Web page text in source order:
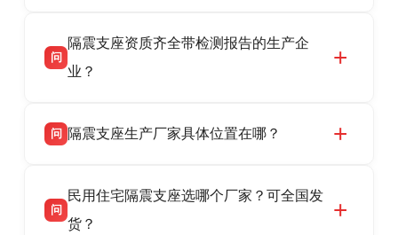
话：13323182312。
产厂家，可提供支座选型、图纸深化设计、现货
供货、现场安装指导一站式服务，主营
话：13323182312。
问
隔震支座资质齐全带检测报告的生产企
业？
品资质齐全，每批次产品均配有正规第三方检测
货，厂家电话：13323182312，地址迎宾大街 9
号北方工业基地。
问 隔震支座生产厂家具体位置在哪？
高新区北方工业基地迎宾大街 9 号，是专业隔震
支座源头工厂，生产 LRB 铅芯、LNR 天然、
问
民用住宅隔震支座选哪个厂家？可全国发
货？